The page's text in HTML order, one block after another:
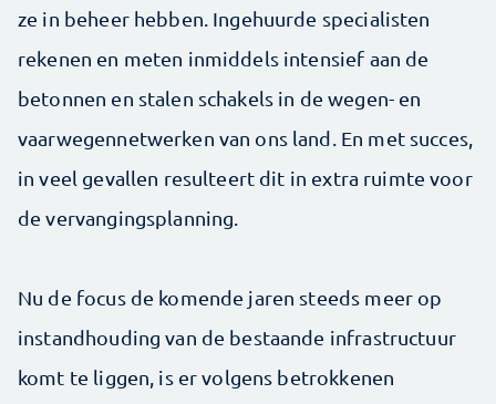
ze in beheer hebben. Ingehuurde specialisten
rekenen en meten inmiddels intensief aan de
betonnen en stalen schakels in de wegen- en
vaarwegennetwerken van ons land. En met succes,
in veel gevallen resulteert dit in extra ruimte voor
de vervangingsplanning.
Nu de focus de komende jaren steeds meer op
instandhouding van de bestaande infrastructuur
komt te liggen, is er volgens betrokkenen